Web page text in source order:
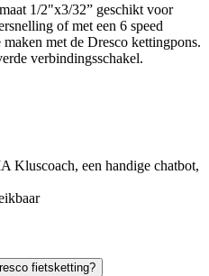
1/2"x3/32” geschikt voor
of met een 6 speed
met de Dresco kettingpons.
verbindingsschakel.
Kluscoach, een handige chatbot,
fietsketting?